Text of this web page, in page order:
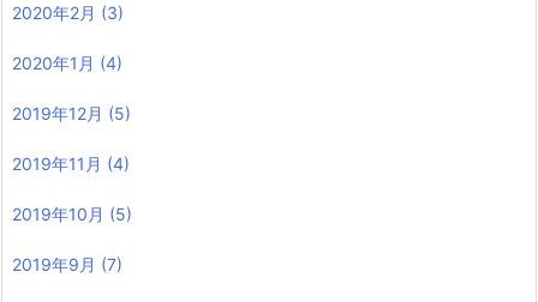
2020年2月 (3)
2020年1月 (4)
2019年12月 (5)
2019年11月 (4)
2019年10月 (5)
2019年9月 (7)